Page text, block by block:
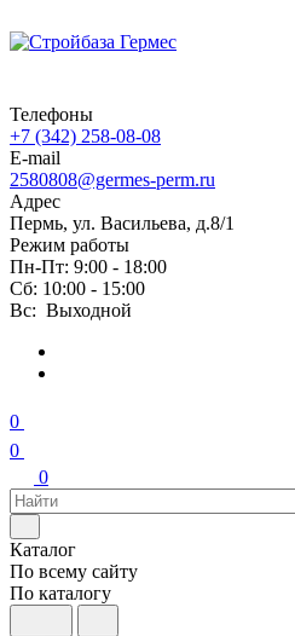
Телефоны
+7 (342) 258-08-08
E-mail
2580808@germes-perm.ru
Адрес
Пермь, ул. Васильева, д.8/1
Режим работы
Пн-Пт: 9:00 - 18:00
Сб: 10:00 - 15:00
Вс: Выходной
0
0
0
Каталог
По всему сайту
По каталогу